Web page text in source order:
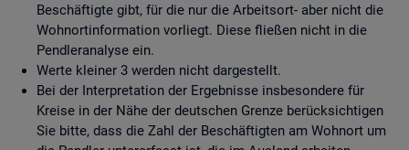
Beschäftigte gibt, für die nur die Arbeitsort- aber nicht die
Wohnortinformation vorliegt. Diese fließen nicht in die
Pendleranalyse ein.
Werte kleiner 3 werden nicht dargestellt.
Bei der Interpretation der Ergebnisse insbesondere für
Kreise in der Nähe der deutschen Grenze berücksichtigen
Sie bitte, dass die Zahl der Beschäftigten am Wohnort um